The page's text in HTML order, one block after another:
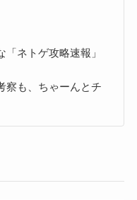
ネトゲ攻略速報」
察も、ちゃーんとチ